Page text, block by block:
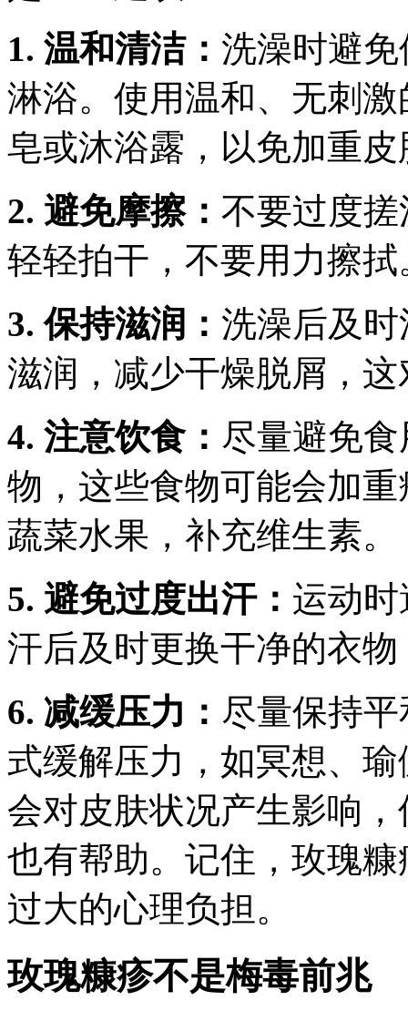
1. 温和清洁： 洗澡时避
淋浴。使用温和、无刺
皂或沐浴露，以免加重
2. 避免摩擦： 不要过度
轻轻拍干，不要用力擦拭
3. 保持滋润： 洗澡后及
滋润，减少干燥脱屑，
4. 注意饮食： 尽量避免
物，这些食物可能会加
蔬菜水果，补充维生素。
5. 避免过度出汗： 运动
汗后及时更换干净的衣
6. 减缓压力： 尽量保持
式缓解压力，如冥想、
会对皮肤状况产生影响
也有帮助。记住，玫瑰
过大的心理负担。
玫瑰糠疹不是梅毒前兆